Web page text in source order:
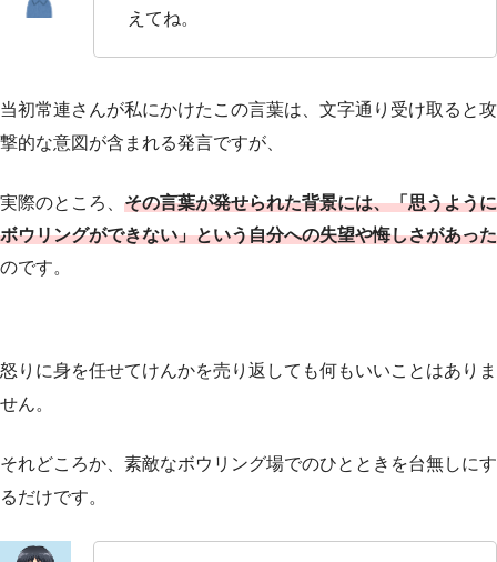
えてね。
当初常連さんが私にかけたこの言葉は、文字通り受け取ると攻
撃的な意図が含まれる発言ですが、
実際のところ、 その言葉が発せられた背景には、「思うように
ボウリングができない」という自分への失望や悔しさがあった
のです。
怒りに身を任せてけんかを売り返しても何もいいことはありま
せん。
それどころか、素敵なボウリング場でのひとときを台無しにす
るだけです。